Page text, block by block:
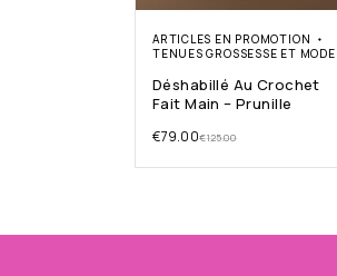
ARTICLES EN PROMOTION
TENUES GROSSESSE ET MODE
Déshabillé Au Crochet
Fait Main – Prunille
€125.00
€79.00